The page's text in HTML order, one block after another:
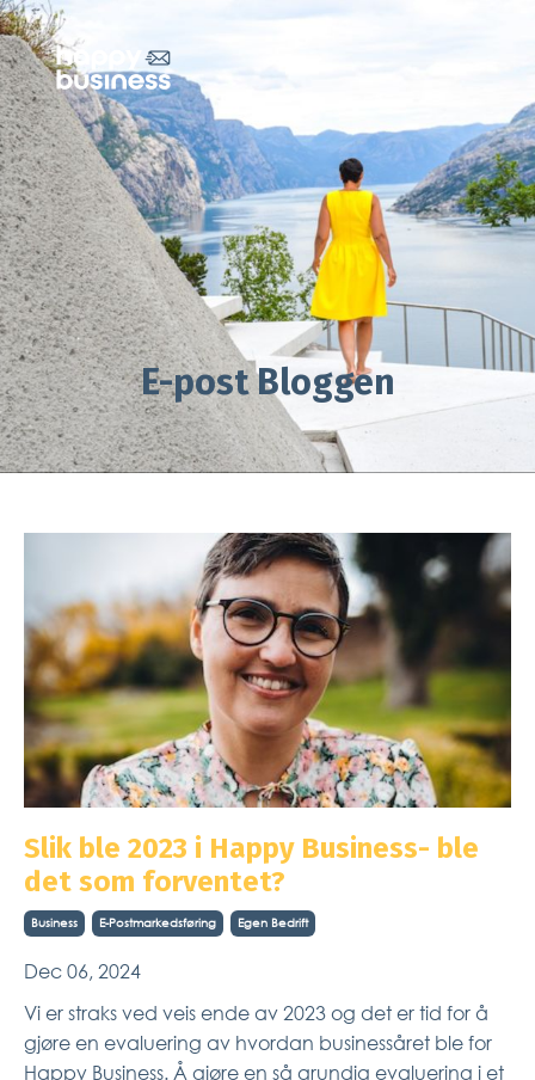
E-post Bloggen
Slik ble 2023 i Happy Business- ble
det som forventet?
Business E-Postmarkedsføring Egen Bedrift
Dec 06, 2024
Vi er straks ved veis ende av 2023 og det er tid for å
gjøre en evaluering av hvordan businessåret ble for
Happy Business. Å gjøre en så grundig evaluering i et